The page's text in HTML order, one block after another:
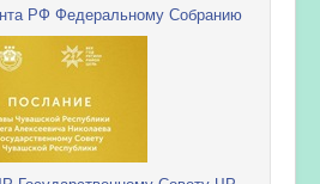
РФ Федеральному Собранию